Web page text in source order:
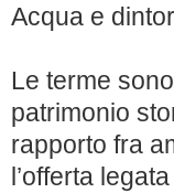
Acqua e
Le terme
patrimonio
rapporto fra
l’offerta